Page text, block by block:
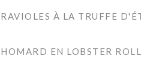
RAVIOLES À LA TRUFFE
HOMARD EN LOBSTER